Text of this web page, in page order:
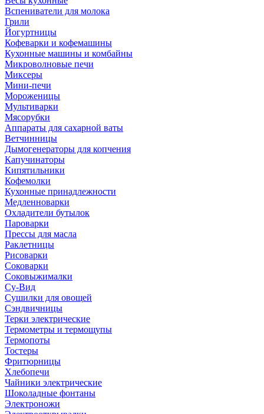
Вспениватели для молока
Грили
Йогуртницы
Кофеварки и кофемашины
Кухонные машины и комбайны
Микроволновые печи
Миксеры
Мини-печи
Мороженицы
Мультиварки
Мясорубки
Аппараты для сахарной ваты
Ветчинницы
Дымогенераторы для копчения
Капучинаторы
Кипятильники
Кофемолки
Кухонные принадлежности
Медленноварки
Охладители бутылок
Пароварки
Прессы для масла
Раклетницы
Рисоварки
Соковарки
Соковыжималки
Су-Вид
Сушилки для овощей
Сэндвичницы
Терки электрические
Термометры и термощупы
Термопоты
Тостеры
Фритюрницы
Хлебопечи
Чайники электрические
Шоколадные фонтаны
Электроножи